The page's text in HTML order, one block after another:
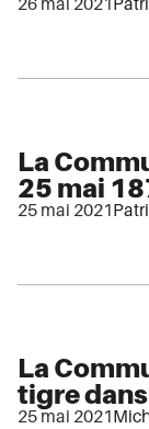
26 mai 2021
La
25 mai
25 mai 2021
La
tigre
25 mai 2021